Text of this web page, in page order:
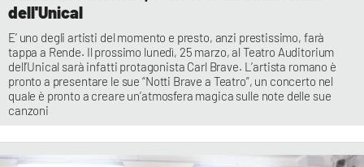
dell'Unical
E’ uno degli artisti del momento e presto, anzi prestissimo, farà
tappa a Rende. Il prossimo lunedì, 25 marzo, al Teatro Auditorium
dell’Unical sarà infatti protagonista Carl Brave. L’artista romano è
pronto a presentare le sue “Notti Brave a Teatro”, un concerto nel
quale è pronto a creare un’atmosfera magica sulle note delle sue
canzoni